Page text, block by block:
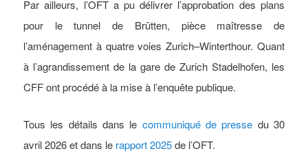
Par ailleurs, l’OFT a pu délivrer l’approbation des plans
pour le tunnel de Brütten, pièce maîtresse de
l’aménagement à quatre voies Zurich–Winterthour. Quant
à l’agrandissement de la gare de Zurich Stadelhofen, les
CFF ont procédé à la mise à l’enquête publique.
Tous les détails dans le communiqué de presse du 30
avril 2026 et dans le rapport 2025de l’OFT.